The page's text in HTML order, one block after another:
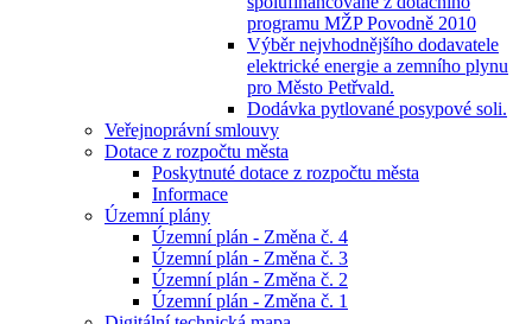
programu MŽP Povodně 2010
Výběr nejvhodnějšího dodavatele
elektrické energie a zemního plynu
pro Město Petřvald.
Dodávka pytlované posypové soli.
Veřejnoprávní smlouvy
Dotace z rozpočtu města
Poskytnuté dotace z rozpočtu města
Informace
Územní plány
Územní plán - Změna č. 4
Územní plán - Změna č. 3
Územní plán - Změna č. 2
Územní plán - Změna č. 1